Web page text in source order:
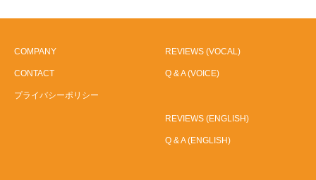
COMPANY
CONTACT
プライバシーポリシー
REVIEWS (VOCAL)
Q & A (VOICE)
REVIEWS (ENGLISH)
Q & A (ENGLISH)